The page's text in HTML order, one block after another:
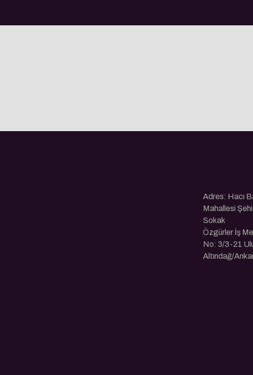
Adres: Hacı
Mahallesi
Sokak
Özgürler İş
No: 3/3-21
Altındağ/